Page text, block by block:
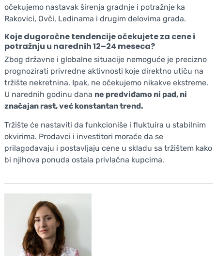
očekujemo nastavak širenja gradnje i potražnje ka
Rakovici, Ovči, Ledinama i drugim delovima grada.
Koje dugoročne tendencije očekujete za cene i
potražnju u narednih 12–24 meseca?
Zbog državne i globalne situacije nemoguće je precizno
prognozirati privredne aktivnosti koje direktno utiču na
tržište nekretnina. Ipak, ne očekujemo nikakve ekstreme.
U narednih godinu dana ne predviđamo ni pad, ni
značajan rast, već konstantan trend.
Tržište će nastaviti da funkcioniše i fluktuira u stabilnim
okvirima. Prodavci i investitori moraće da se
prilagođavaju i postavljaju cene u skladu sa tržištem kako
bi njihova ponuda ostala privlačna kupcima.